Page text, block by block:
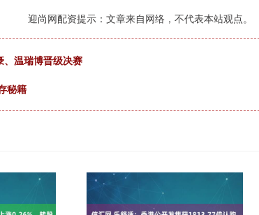
迎尚网配资提示：文章来自网络，不代表本站观点。
、温瑞博晋级决赛
秘籍